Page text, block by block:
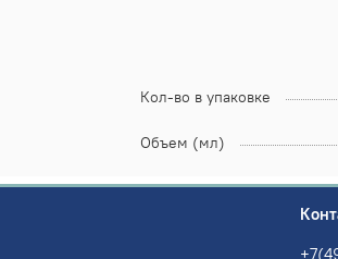
Кол-во в упаковке
Объем (мл)